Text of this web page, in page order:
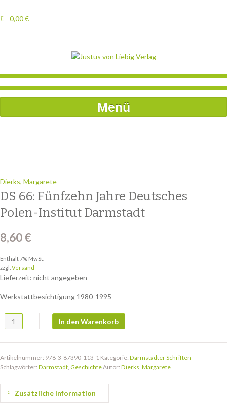
0,00€
Menü
Dierks, Margarete
DS 66: Fünfzehn Jahre Deutsches
Polen-Institut Darmstadt
8,60€
Enthält 7% MwSt.
zzgl. Versand
Lieferzeit: nicht angegeben
Werkstattbesichtigung 1980-1995
DS 66: Fünfzehn Jahre Deutsches Polen-Institut Darmstadt Menge
In den Warenkorb
Artikelnummer: 978-3-87390-113-1 Kategorie: Darmstädter Schriften
Schlagwörter: Darmstadt, GeschichteAutor: Dierks, Margarete
Zusätzliche Information